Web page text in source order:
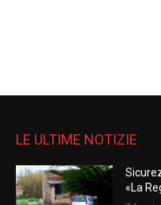
LE ULTIME NOTIZIE
«La